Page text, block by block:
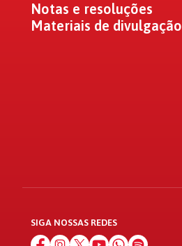
Notas e resoluções
Materiais de divulgação
SIGA NOSSAS REDES